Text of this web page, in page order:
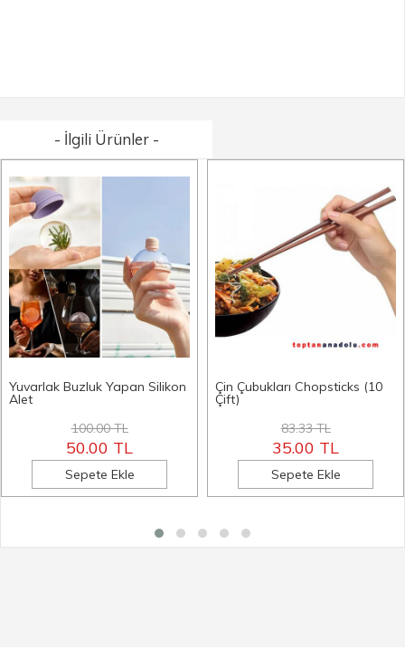
- İlgili Ürünler -
Yuvarlak Buzluk Yapan Silikon
Alet
100.00 TL
50.00 TL
Sepete Ekle
Çin Çubukları Chopsticks (10
Çift)
83.33 TL
35.00 TL
Sepete Ekle